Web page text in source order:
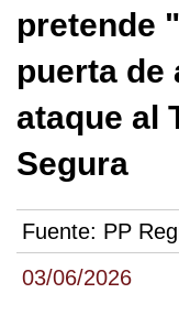
03/06/2026
pretende
puerta de
ataque al
Segura
Fuente: PP